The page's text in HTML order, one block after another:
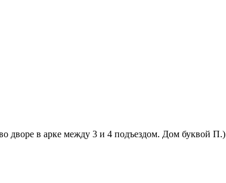
дворе в арке между 3 и 4 подъездом. Дом буквой П.)